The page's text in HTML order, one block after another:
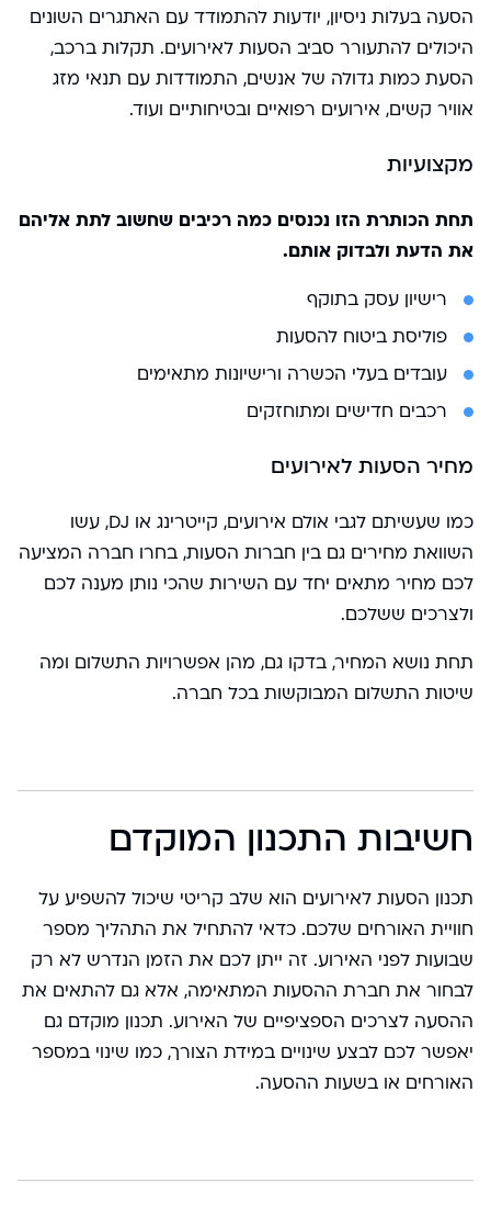
הסעה בעלות ניסיון, יודעות להתמודד עם האתגרים השונים
היכולים להתעורר סביב הסעות לאירועים. תקלות ברכב,
הסעת כמות גדולה של אנשים, התמודדות עם תנאי מזג
אוויר קשים, אירועים רפואיים ובטיחותיים ועוד.
מקצועיות
תחת הכותרת הזו נכנסים כמה רכיבים שחשוב לתת אליהם
את הדעת ולבדוק אותם.
רישיון עסק בתוקף
פוליסת ביטוח להסעות
עובדים בעלי הכשרה ורישיונות מתאימים
רכבים חדישים ומתוחזקים
מחיר הסעות לאירועים
כמו שעשיתם לגבי אולם אירועים, קייטרינג או DJ, עשו
השוואת מחירים גם בין חברות הסעות, בחרו חברה המציעה
לכם מחיר מתאים יחד עם השירות שהכי נותן מענה לכם
ולצרכים ששלכם.
תחת נושא המחיר, בדקו גם, מהן אפשרויות התשלום ומה
שיטות התשלום המבוקשות בכל חברה.
חשיבות התכנון המוקדם
תכנון הסעות לאירועים הוא שלב קריטי שיכול להשפיע על
חוויית האורחים שלכם. כדאי להתחיל את התהליך מספר
שבועות לפני האירוע. זה ייתן לכם את הזמן הנדרש לא רק
לבחור את חברת ההסעות המתאימה, אלא גם להתאים את
ההסעה לצרכים הספציפיים של האירוע. תכנון מוקדם גם
יאפשר לכם לבצע שינויים במידת הצורך, כמו שינוי במספר
האורחים או בשעות ההסעה.